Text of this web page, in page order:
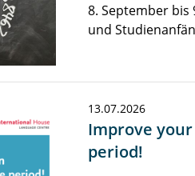
8. September
und
13.07.2026
Improve
period!